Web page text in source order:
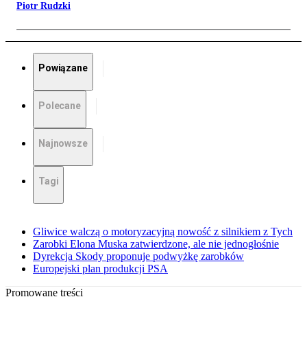
Piotr Rudzki
Powiązane
Polecane
Najnowsze
Tagi
Gliwice walczą o motoryzacyjną nowość z silnikiem z Tych
Zarobki Elona Muska zatwierdzone, ale nie jednogłośnie
Dyrekcja Skody proponuje podwyżkę zarobków
Europejski plan produkcji PSA
Promowane treści